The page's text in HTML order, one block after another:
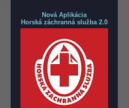
Nová Aplikácia
Horská záchranná služba 2.0